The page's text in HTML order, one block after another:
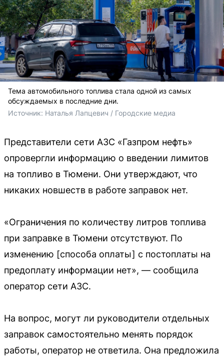
Тема автомобильного топлива стала одной из самых
обсуждаемых в последние дни.
Источник: Наталья Лапцевич / Городские медиа
Представители сети АЗС «Газпром нефть»
опровергли информацию о введении лимитов
на топливо в Тюмени. Они утверждают, что
никаких новшеств в работе заправок нет.
«Ограничения по количеству литров топлива
при заправке в Тюмени отсутствуют. По
изменению [способа оплаты] с постоплаты на
предоплату информации нет», — сообщила
оператор сети АЗС.
На вопрос, могут ли руководители отдельных
заправок самостоятельно менять порядок
работы, оператор не ответила. Она предложила